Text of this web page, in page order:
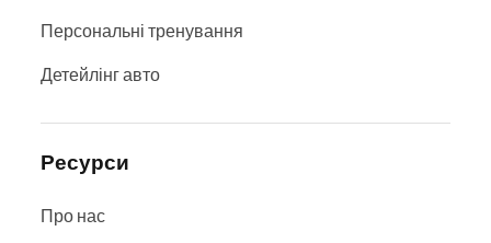
Персональні тренування
Детейлінг авто
Ресурси
Про нас